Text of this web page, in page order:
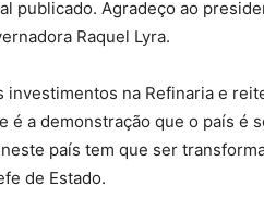
publicado. Agradeço ao
Raquel Lyra.
investimentos na Refinaria e
é a demonstração que o país
país tem que ser
de Estado.